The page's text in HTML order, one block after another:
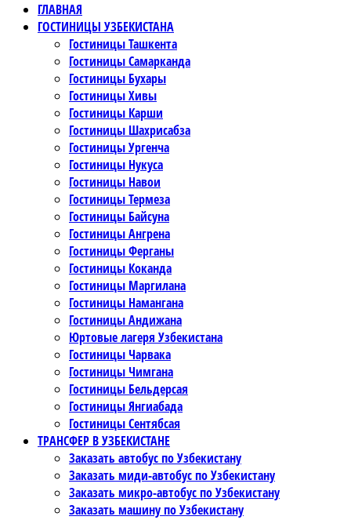
ГЛАВНАЯ
ГОСТИНИЦЫ УЗБЕКИСТАНА
Гостиницы Ташкента
Гостиницы Самарканда
Гостиницы Бухары
Гостиницы Хивы
Гостиницы Карши
Гостиницы Шахрисабза
Гостиницы Ургенча
Гостиницы Нукуса
Гостиницы Навои
Гостиницы Термеза
Гостиницы Байсуна
Гостиницы Ангрена
Гостиницы Ферганы
Гостиницы Коканда
Гостиницы Маргилана
Гостиницы Намангана
Гостиницы Андижана
Юртовые лагеря Узбекистана
Гостиницы Чарвака
Гостиницы Чимгана
Гостиницы Бельдерсая
Гостиницы Янгиабада
Гостиницы Сентябсая
ТРАНСФЕР В УЗБЕКИСТАНЕ
Заказать автобус по Узбекистану
Заказать миди-автобус по Узбекистану
Заказать микро-автобус по Узбекистану
Заказать машину по Узбекистану